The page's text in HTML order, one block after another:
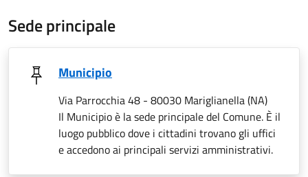
Sede principale
Municipio
Via Parrocchia 48 - 80030 Mariglianella (NA)
Il Municipio è la sede principale del Comune. È il
luogo pubblico dove i cittadini trovano gli uffici
e accedono ai principali servizi amministrativi.